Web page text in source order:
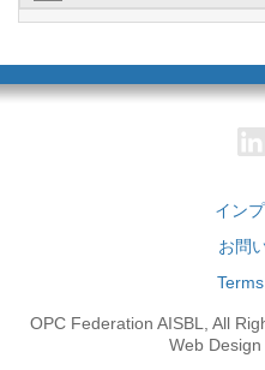
イン
お問
OPC Federation AISBL, All
Web Design